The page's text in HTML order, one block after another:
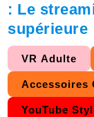
: Le
supérieure
VR Adulte
Accessoires
YouTube